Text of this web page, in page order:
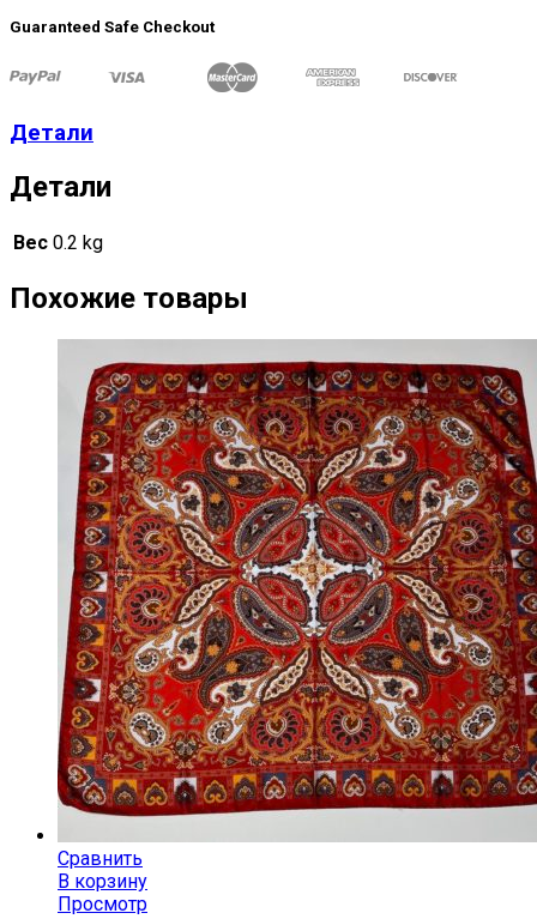
Guaranteed Safe Checkout
Детали
Детали
Вес 0.2 kg
Похожие товары
Сравнить
В корзину
Просмотр